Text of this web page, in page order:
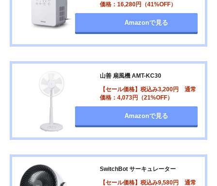
価格：16,280円（41%OFF）
Amazonで見る
山善 扇風機 AMT-KC30
【セール価格】税込み3,200円 通常
価格：4,073円（21%OFF）
Amazonで見る
SwitchBot サーキュレーター
【セール価格】税込み9,580円 通常